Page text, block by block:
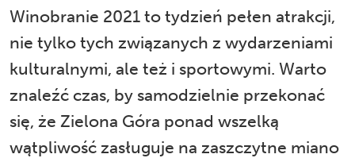
Winobranie 2021 to tydzień pełen atrakcji,
nie tylko tych związanych z wydarzeniami
kulturalnymi, ale też i sportowymi. Warto
znaleźć czas, by samodzielnie przekonać
się, że Zielona Góra ponad wszelką
wątpliwość zasługuje na zaszczytne miano